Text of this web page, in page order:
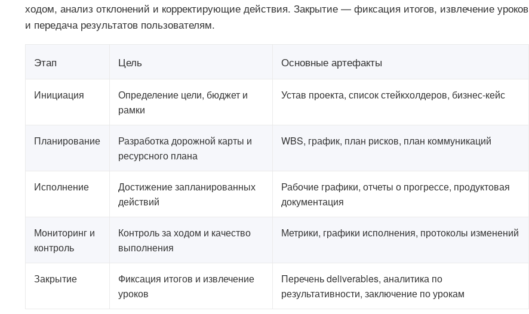
ходом, анализ отклонений и корректирующие действия. Закрытие — фиксация итогов, извлечение уроков
и передача результатов пользователям.
Этап Цель Основные артефакты
Инициация
Определение цели, бюджет и
рамки
Устав проекта, список стейкхолдеров, бизнес-кейс
Планирование
Разработка дорожной карты и
ресурсного плана
WBS, график, план рисков, план коммуникаций
Исполнение
Достижение запланированных
действий
Рабочие графики, отчеты о прогрессе, продуктовая
документация
Мониторинг и
контроль
Контроль за ходом и качество
выполнения
Метрики, графики исполнения, протоколы изменений
Закрытие
Фиксация итогов и извлечение
уроков
Перечень deliverables, аналитика по
результативности, заключение по урокам